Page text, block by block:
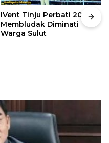
IVent Tinju Perbati 2026
Membludak Diminati
Warga Sulut